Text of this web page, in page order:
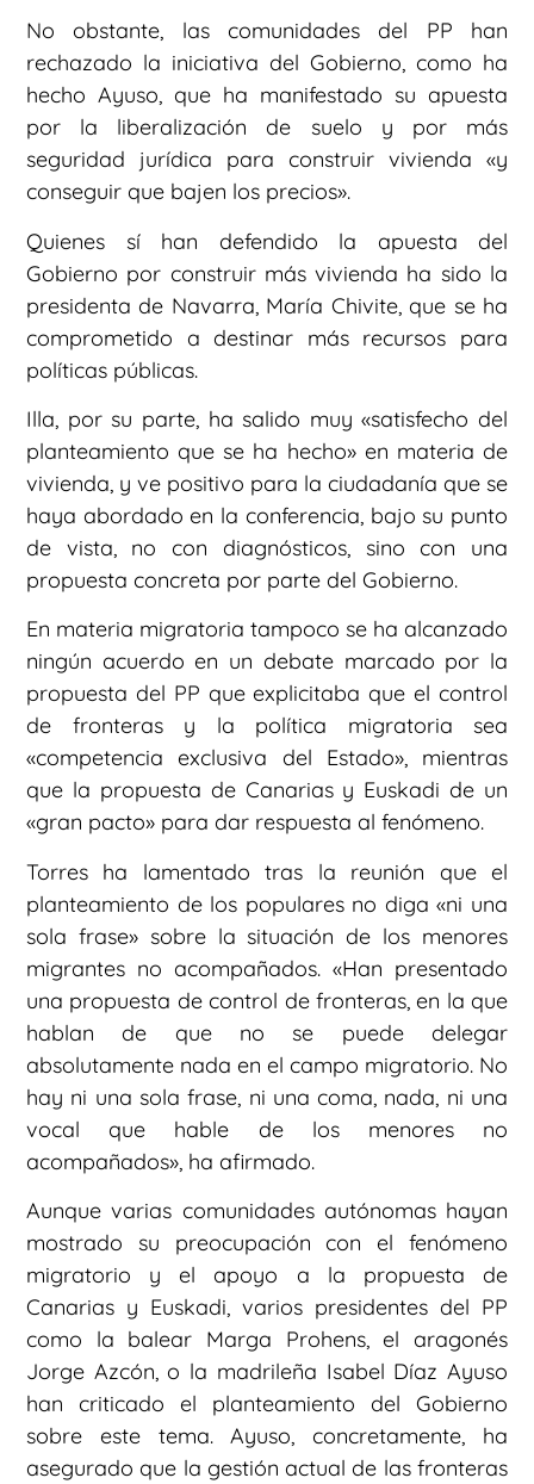
No obstante, las comunidades del PP han
rechazado la iniciativa del Gobierno, como ha
hecho Ayuso, que ha manifestado su apuesta
por la liberalización de suelo y por más
seguridad jurídica para construir vivienda «y
conseguir que bajen los precios».
Quienes sí han defendido la apuesta del
Gobierno por construir más vivienda ha sido la
presidenta de Navarra, María Chivite, que se ha
comprometido a destinar más recursos para
políticas públicas.
Illa, por su parte, ha salido muy «satisfecho del
planteamiento que se ha hecho» en materia de
vivienda, y ve positivo para la ciudadanía que se
haya abordado en la conferencia, bajo su punto
de vista, no con diagnósticos, sino con una
propuesta concreta por parte del Gobierno.
En materia migratoria tampoco se ha alcanzado
ningún acuerdo en un debate marcado por la
propuesta del PP que explicitaba que el control
de fronteras y la política migratoria sea
«competencia exclusiva del Estado», mientras
que la propuesta de Canarias y Euskadi de un
«gran pacto» para dar respuesta al fenómeno.
Torres ha lamentado tras la reunión que el
planteamiento de los populares no diga «ni una
sola frase» sobre la situación de los menores
migrantes no acompañados. «Han presentado
una propuesta de control de fronteras, en la que
hablan de que no se puede delegar
absolutamente nada en el campo migratorio. No
hay ni una sola frase, ni una coma, nada, ni una
vocal que hable de los menores no
acompañados», ha afirmado.
Aunque varias comunidades autónomas hayan
mostrado su preocupación con el fenómeno
migratorio y el apoyo a la propuesta de
Canarias y Euskadi, varios presidentes del PP
como la balear Marga Prohens, el aragonés
Jorge Azcón, o la madrileña Isabel Díaz Ayuso
han criticado el planteamiento del Gobierno
sobre este tema. Ayuso, concretamente, ha
asegurado que la gestión actual de las fronteras